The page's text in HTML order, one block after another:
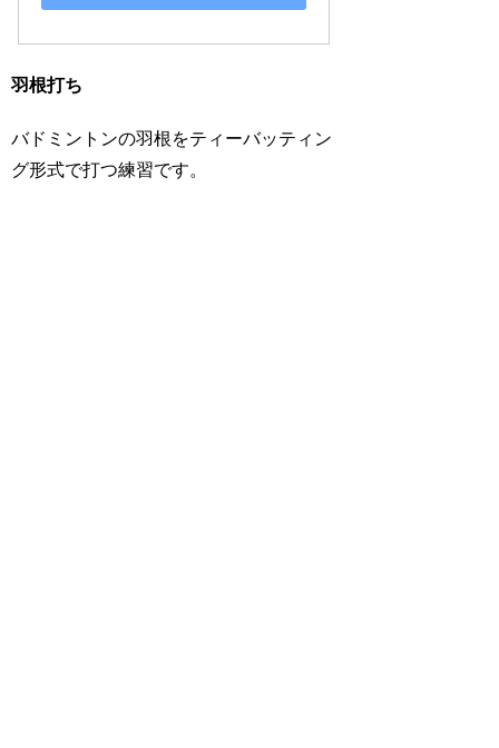
羽根打ち
バドミントンの羽根をティーバッティン
グ形式で打つ練習です。